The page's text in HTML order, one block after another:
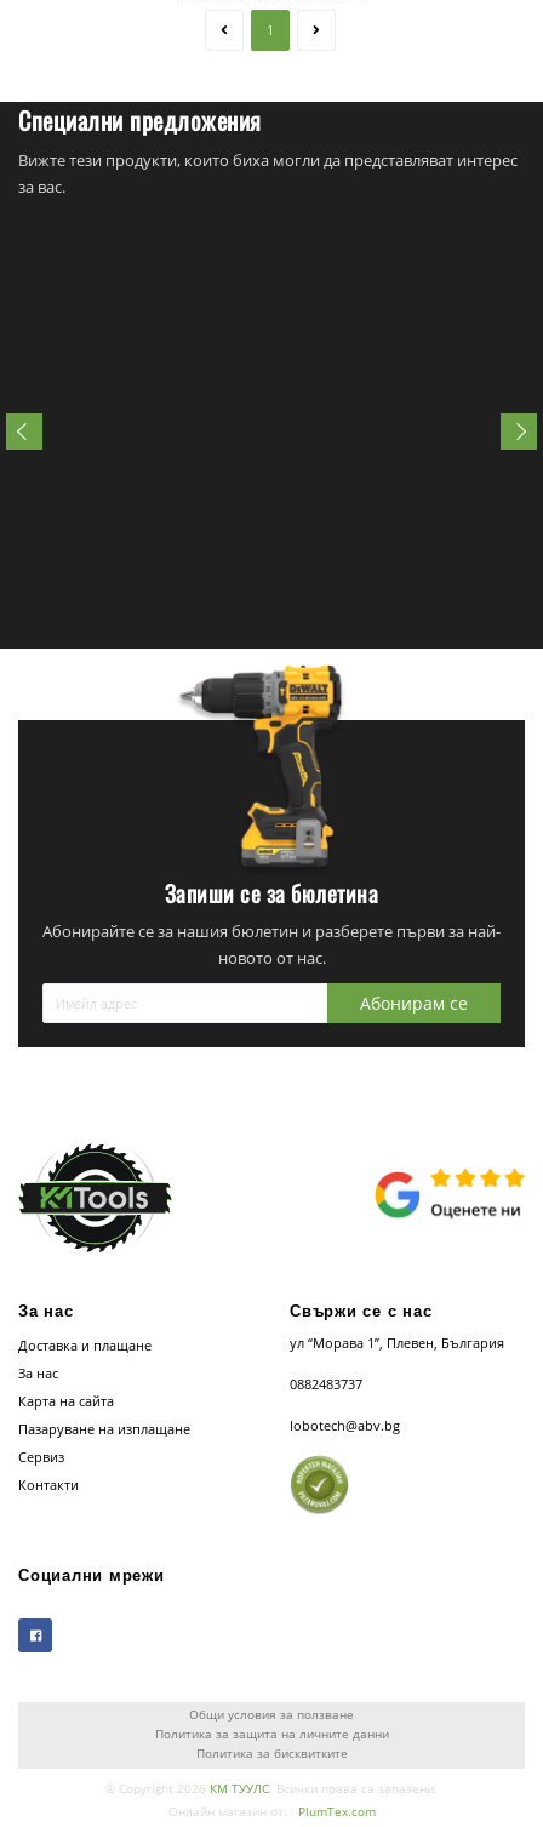
1
Специални предложения
Вижте тези продукти, които биха могли да представляват интерес
за вас.
Запиши се за бюлетина
Абонирайте се за нашия бюлетин и разберете първи за най-
новото от нас.
Абонирам се
За нас
Доставка и плащане
За нас
Карта на сайта
Пазаруване на изплащане
Сервиз
Контакти
Свържи се с нас
ул “Морава 1”, Плевен, България
0882483737
lobotech@abv.bg
Социални мрежи
Общи условия за ползване
Политика за защита на личните данни
Политика за бисквитките
© Copyright 2026 КМ ТУУЛС. Всички права са запазени.
Онлайн магазин от:
PlumTex.com